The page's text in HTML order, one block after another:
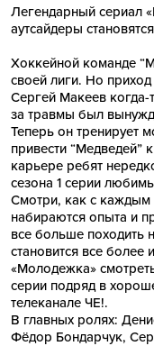
Легендарный сериал
аутсайдеры
Хоккейной команде
своей лиги. Но
Сергей Макеев
за травмы был
Теперь он тренирует
привести “Медведей”
карьере ребят
сезона 1 серии
Смотри, как с каждым
набираются опыта и
все больше походить
становится все более
«Молодежка»
серии подряд в
телеканале ЧЕ!.
В главных ролях:
Фёдор Бондарчук,